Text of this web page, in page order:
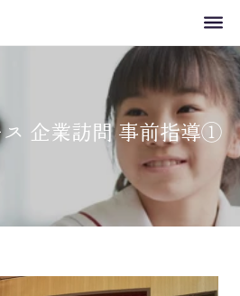
ス 企業訪問 事前指導①